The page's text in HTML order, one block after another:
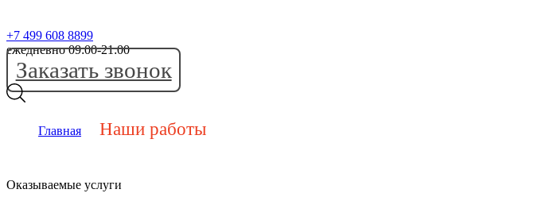
+7 499 608 8899
ежедневно 09:00-21:00
Заказать звонок
Главная Наши работы
Оказываемые услуги